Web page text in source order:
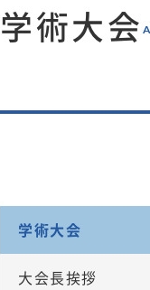
学術大会
学術大会
大会長挨拶